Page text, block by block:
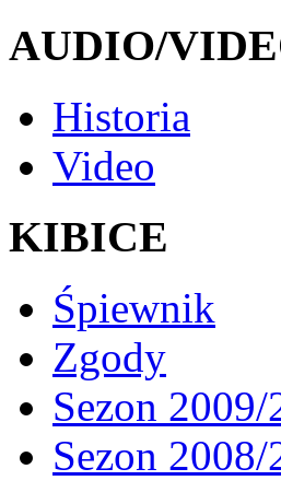
AUDIO/
Historia
Video
KIBICE
Śpiewnik
Zgody
Sezon 2009/
Sezon 2008/